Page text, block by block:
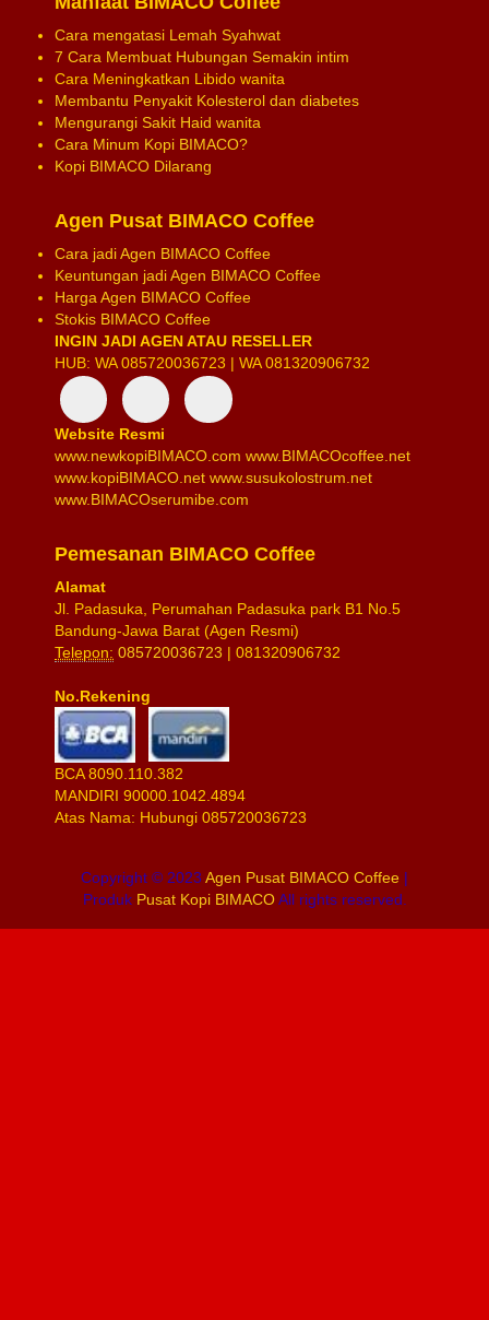
Cara mengatasi Lemah Syahwat
7 Cara Membuat Hubungan Semakin intim
Cara Meningkatkan Libido wanita
Membantu Penyakit Kolesterol dan diabetes
Mengurangi Sakit Haid wanita
Cara Minum Kopi BIMACO?
Kopi BIMACO Dilarang
Agen Pusat BIMACO Coffee
Cara jadi Agen BIMACO Coffee
Keuntungan jadi Agen BIMACO Coffee
Harga Agen BIMACO Coffee
Stokis BIMACO Coffee
INGIN JADI AGEN ATAU RESELLER
HUB: WA 085720036723 | WA 081320906732
Website Resmi
www.newkopiBIMACO.com www.BIMACOcoffee.net
www.kopiBIMACO.net www.susukolostrum.net
www.BIMACOserumibe.com
Pemesanan BIMACO Coffee
Alamat
Jl. Padasuka, Perumahan Padasuka park B1 No.5
Bandung-Jawa Barat (Agen Resmi)
Telepon: 085720036723 | 081320906732
No.Rekening
BCA 8090.110.382
MANDIRI 90000.1042.4894
Atas Nama: Hubungi 085720036723
Copyright © 2023 Agen Pusat BIMACO Coffee |
Produk Pusat Kopi BIMACOAll rights reserved.